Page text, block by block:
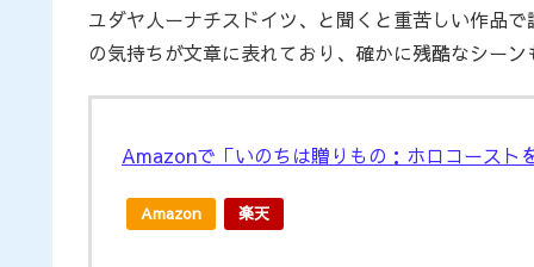
ユダヤ人ーナチスドイツ、と聞くと重苦しい作品
の気持ちが文章に表れており、確かに残酷なシー
Amazonで「いのちは贈りもの：ホロコースト
Amazon 楽天